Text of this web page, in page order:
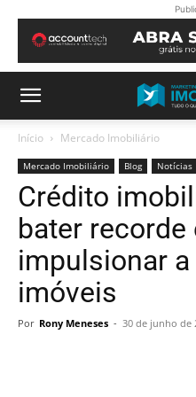
Início Mercado Imobiliário
Mercado Imobiliário Blog Notícias
Crédito
bater recorde
impulsionar a
imóveis
Por Rony Meneses - 30 de junho de